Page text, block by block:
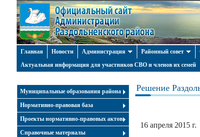
Главная Новости Администрация Районный совет
Актуальная информация для участников СВО и членов их семей
Муниципальные образования района
Нормативно-правовая база
Проекты нормативно-правовых актов
Справочные материалы
Решение
16 апреля 2015 г.